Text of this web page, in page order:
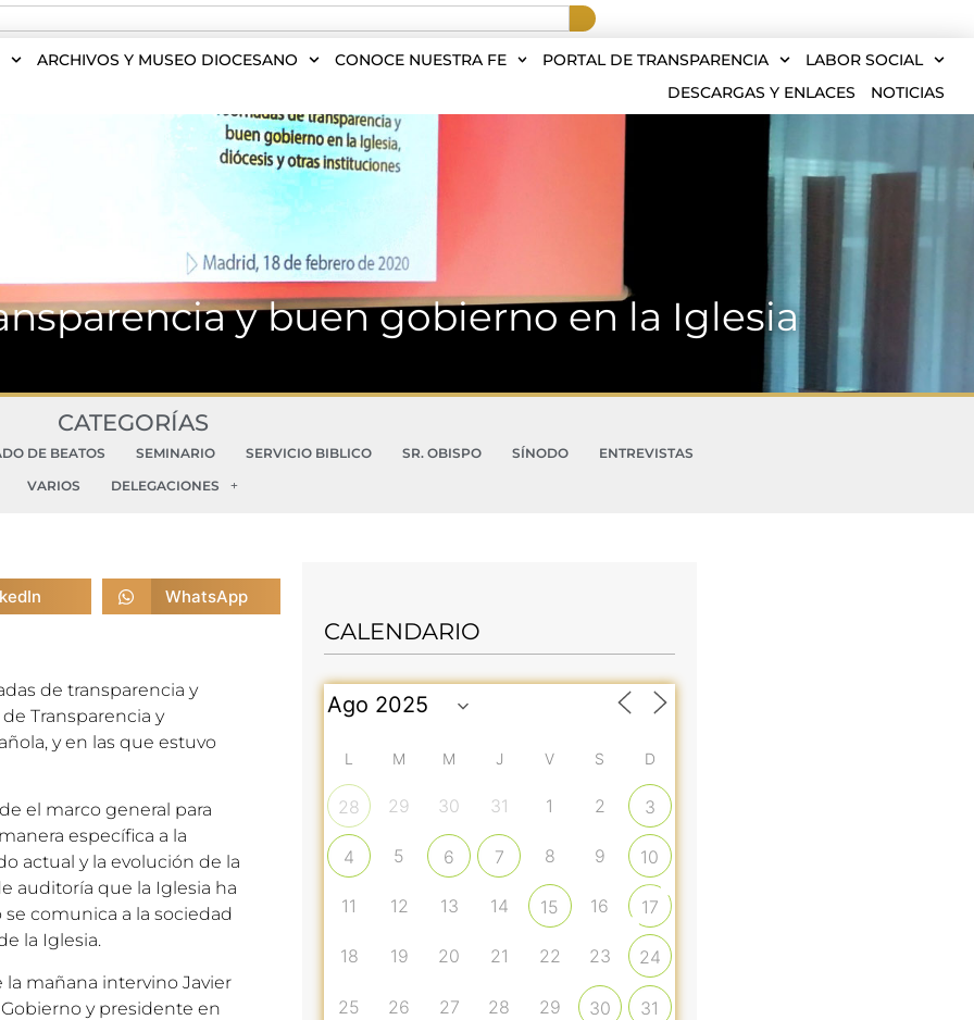
ARCHIVOS Y MUSEO DIOCESANO CONOCE NUESTRA FE PORTAL DE TRANSPARENCIA
LABOR SOCIAL
DESCARGAS Y ENLACES
NOTICIAS
y buen gobierno en la Iglesia
CATEGORÍAS
DE BEATOS SEMINARIO SERVICIO BIBLICO SR. OBISPO SÍNODO
ENTREVISTAS
VARIOS
DELEGACIONES
WhatsApp
de transparencia y
Transparencia y
y en las que estuvo
el marco general para
específica a la
actual y la evolución de la
auditoría que la Iglesia ha
comunica a la sociedad
la Iglesia.
la mañana intervino Javier
y presidente en
CALENDARIO
L M M J V S D
28 29 30 31 1 2 3
4 5 6 7 8 9 10
11 12 13 14 15 16 17
18 19 20 21 22 23 24
25 26 27 28 29 30 31